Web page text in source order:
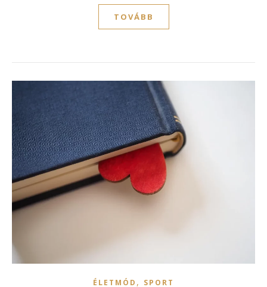
TOVÁBB
ÉLETMÓD , SPORT